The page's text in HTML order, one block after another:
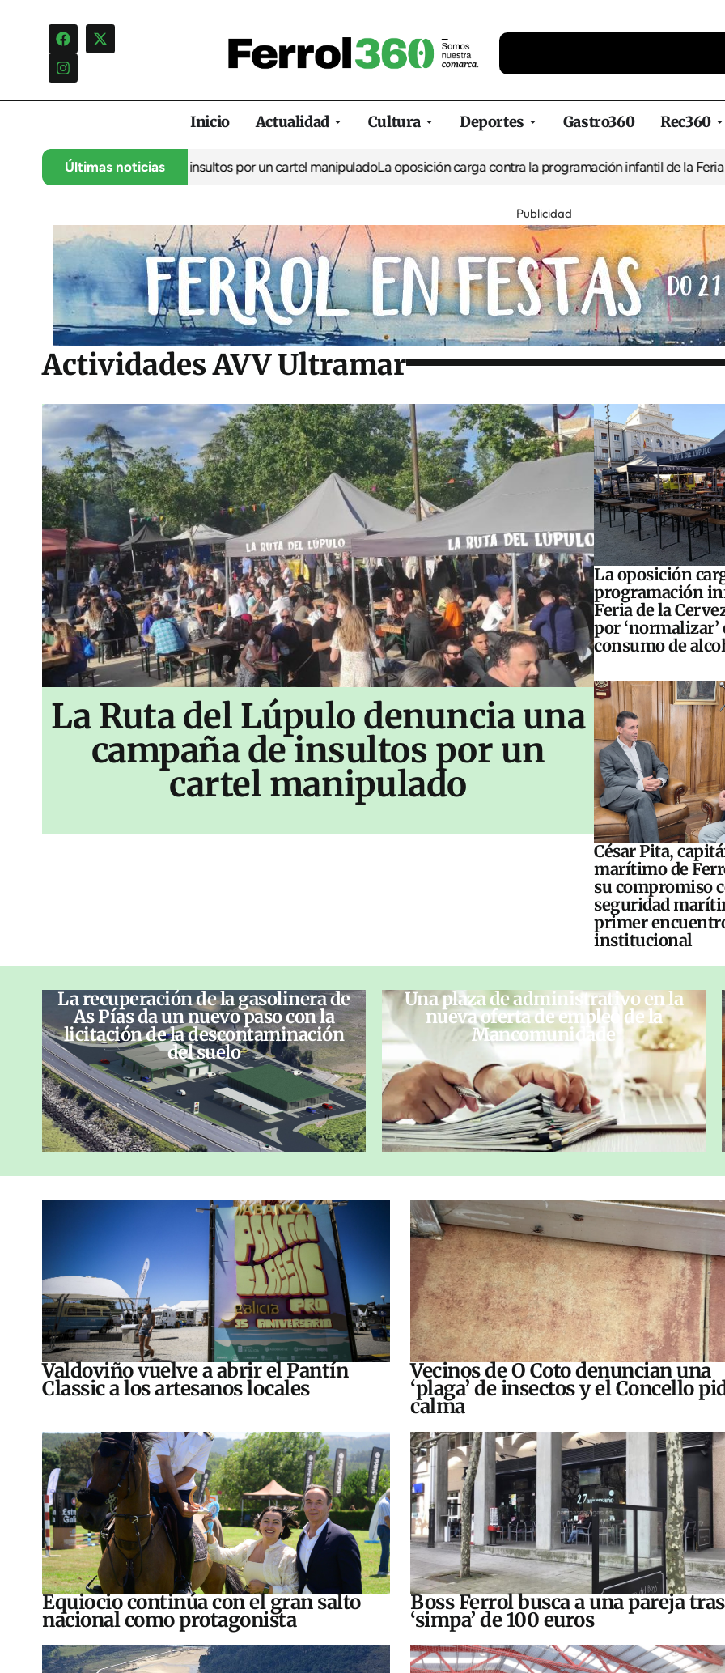
Inicio Actualidad Cultura Deportes Gastro360 Rec360
Últimas noticias
una campaña de insultos por un cartel manipuladoLa oposición carga contra la programación infantil de la Feria de la
Publicidad
Actividades AVV Ultramar
La Ruta del Lúpulo denuncia una
campaña de insultos por un
cartel manipulado
La oposición
programación
Feria de la
por ‘normalizar’
consumo de
César Pita,
marítimo de
su compromiso
seguridad
primer
institucional
La recuperación de la gasolinera de
As Pías da un nuevo paso con la
licitación de la descontaminación
del suelo
Una plaza de administrativo en la
nueva oferta de empleo de la
Mancomunidade
Valdoviño vuelve a abrir el Pantín
Classic a los artesanos locales
Vecinos de O Coto denuncian una
‘plaga’ de insectos y el Concello
calma
Equiocio continúa con el gran salto
nacional como protagonista
Boss Ferrol busca a una pareja
‘simpa’ de 100 euros